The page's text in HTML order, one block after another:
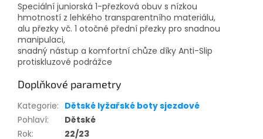
Speciální juniorská 1-přezková obuv s nízkou
hmotností z lehkého transparentního materiálu,
alu přezky vč. 1 otočné přední přezky pro snadnou
manipulaci,
snadný nástup a komfortní chůze díky Anti-Slip
protiskluzové podrážce
Doplňkové parametry
Kategorie: Dětské lyžařské boty sjezdové
Pohlaví:
Dětské
Rok: 22/23